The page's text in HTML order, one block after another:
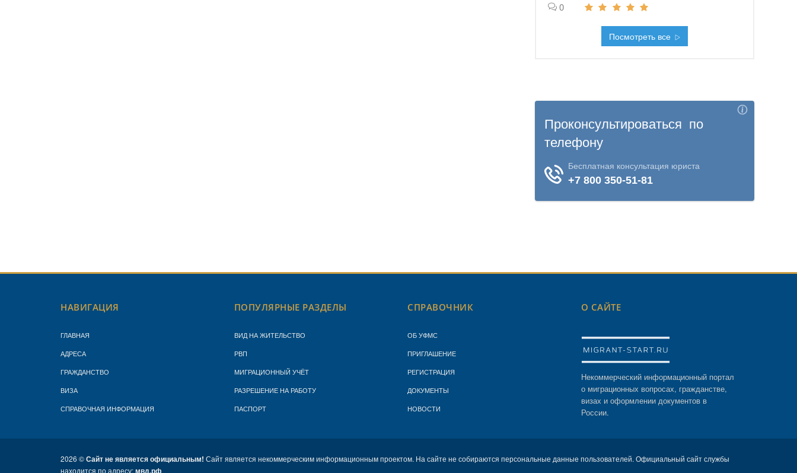
0
Посмотреть все
НАВИГАЦИЯ
ГЛАВНАЯ
АДРЕСА
ГРАЖДАНСТВО
ВИЗА
СПРАВОЧНАЯ ИНФОРМАЦИЯ
ПОПУЛЯРНЫЕ РАЗДЕЛЫ
ВИД НА ЖИТЕЛЬСТВО
РВП
МИГРАЦИОННЫЙ УЧЁТ
РАЗРЕШЕНИЕ НА РАБОТУ
ПАСПОРТ
СПРАВОЧНИК
ОБ УФМС
ПРИГЛАШЕНИЕ
РЕГИСТРАЦИЯ
ДОКУМЕНТЫ
НОВОСТИ
О САЙТЕ
Некоммерческий информационный портал
о миграционных вопросах, гражданстве,
визах и оформлении документов в
России.
2026 ©Сайт не является официальным! Сайт является некоммерческим информационным проектом. На сайте не собираются персональные данные пользователей. Официальный сайт службы
находится по адресу:мвд.рф